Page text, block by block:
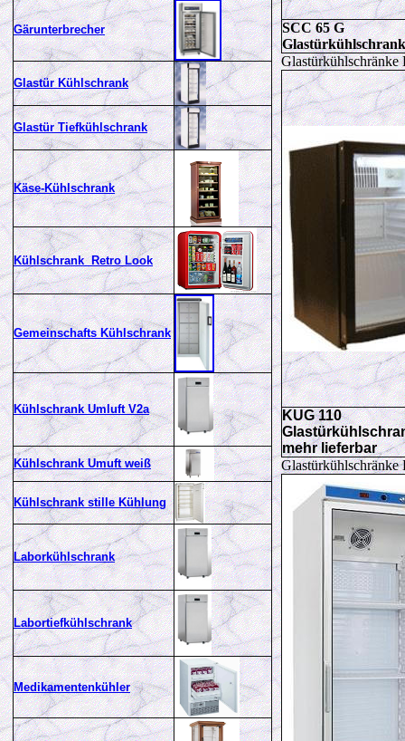
Gärunterbrecher
Glastür Kühlschrank
Glastür Tiefkühlschrank
Käse-Kühlschrank
Kühlschrank Retro Look
Gemeinschafts Kühlschrank
Kühlschrank Umluft V2a
Kühlschrank Umuft weiß
Kühlschrank stille Kühlung
Laborkühlschrank
Labortiefkühlschrank
Medikamentenkühler
SCC65 G
Glastürkühlschrank
KUG 110
mehr lieferbar